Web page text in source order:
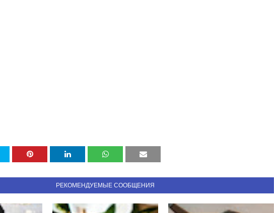
РЕКОМЕНДУЕМЫЕ СООБЩЕНИЯ